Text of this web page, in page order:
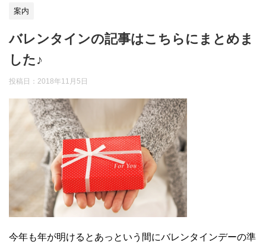
案内
バレンタインの記事はこちらにまとめま
した♪
投稿日： 2018年11月5日
今年も年が明けるとあっという間にバレンタインデーの準